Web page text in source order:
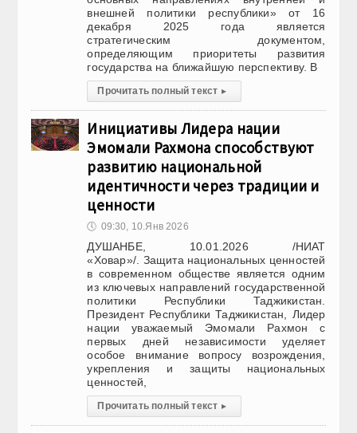
внешней политики республики» от 16
декабря 2025 года является
стратегическим документом,
определяющим приоритеты развития
государства на ближайшую перспективу. В
Прочитать полный текст ▸
Инициативы Лидера нации
Эмомали Рахмона способствуют
развитию национальной
идентичности через традиции и
ценности
🕔 09:30, 10.Янв 2026
ДУШАНБЕ, 10.01.2026 /НИАТ
«Ховар»/. Защита национальных ценностей
в современном обществе является одним
из ключевых направлений государственной
политики Республики Таджикистан.
Президент Республики Таджикистан, Лидер
нации уважаемый Эмомали Рахмон с
первых дней независимости уделяет
особое внимание вопросу возрождения,
укрепления и защиты национальных
ценностей,
Прочитать полный текст ▸